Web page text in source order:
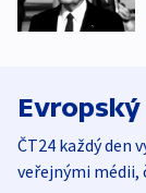
ČT24 každý den
veřejnými médii,